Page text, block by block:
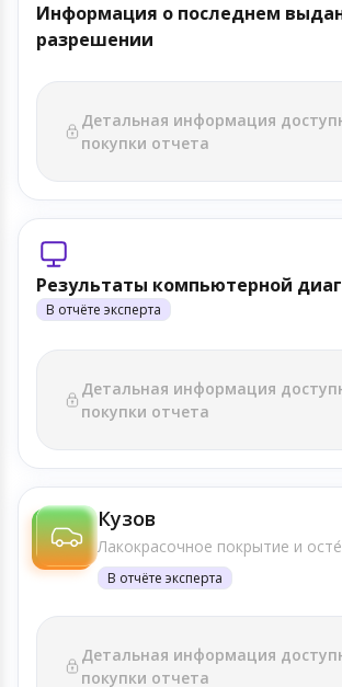
Информация о последнем
разрешении
Детальная информация
покупки отчета
Результаты компьютерной
В отчёте эксперта
Детальная информация
покупки отчета
Кузов
Лакокрасочное покрытие и
В отчёте эксперта
Детальная информация
покупки отчета